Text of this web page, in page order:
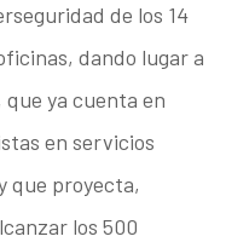
de los 14
dando lugar a
ya cuenta en
en servicios
que proyecta,
los 500